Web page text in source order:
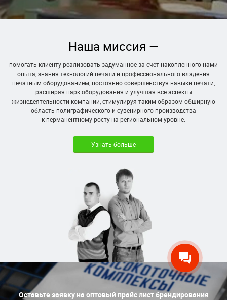
Наша миссия —
помогать клиенту реализовать задуманное за счет накопленного нами
опыта, знания технологий печати и профессионального владения
печатным оборудованием, постоянно совершенствуя навыки печати,
расширяя парк оборудования и улучшая все аспекты
жизнедеятельности компании, стимулируя таким образом обширную
область полиграфического и сувенирного производства
к перманентному росту на региональном уровне.
Узнать больше
Оставьте заявку на оптовый прайс лист брендирования